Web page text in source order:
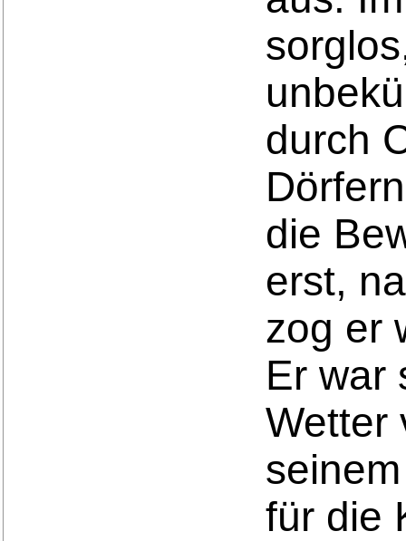
durch
die
erst,
zog er
Er war
Wetter
für die